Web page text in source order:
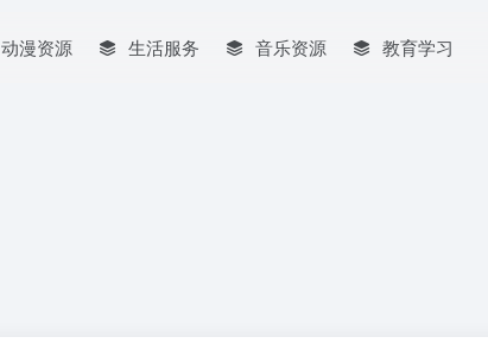
动漫资源 生活服务 音乐资源 教育学习